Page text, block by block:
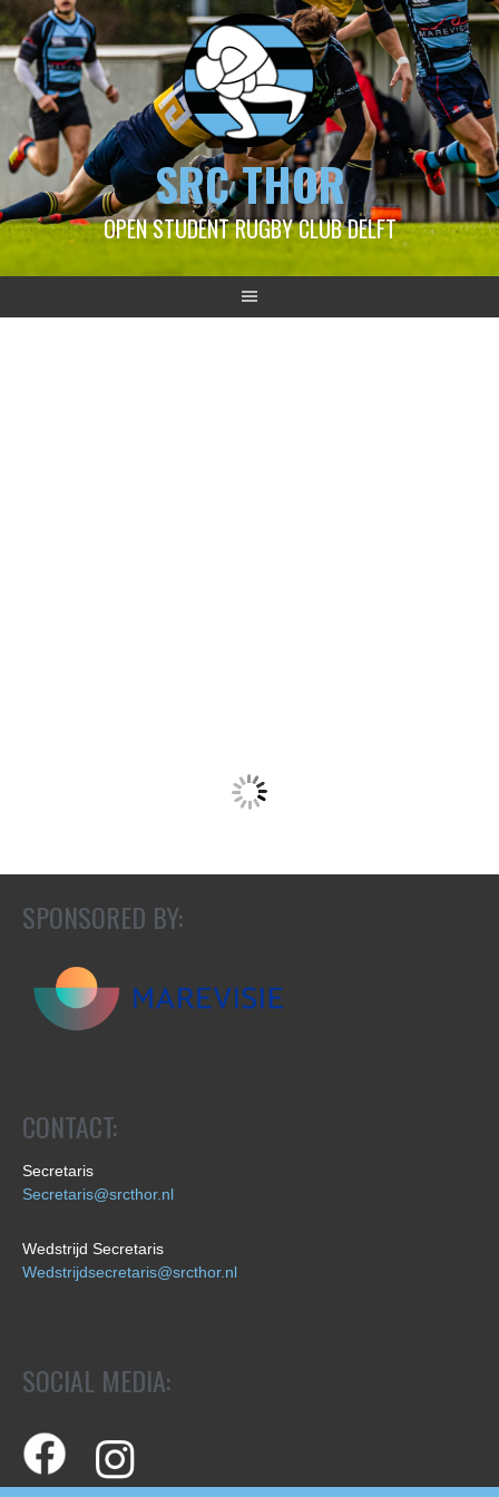
SRC THOR
OPEN STUDENT RUGBY CLUB DELFT
SPONSORED BY:
CONTACT:
Secretaris
Secretaris@srcthor.nl
Wedstrijd Secretaris
Wedstrijdsecretaris@srcthor.nl
SOCIAL MEDIA: